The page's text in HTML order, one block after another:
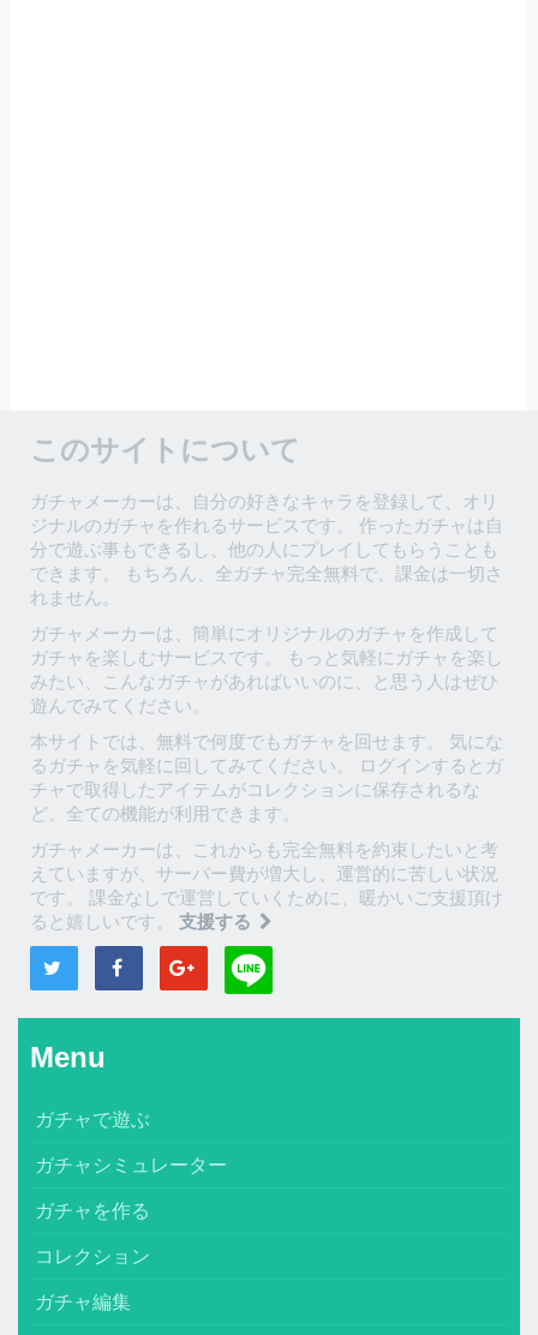
このサイトについて
ガチャメーカーは、自分の好きなキャラを登録して、オリ
ジナルのガチャを作れるサービスです。 作ったガチャは自
分で遊ぶ事もできるし、他の人にプレイしてもらうことも
できます。 もちろん、全ガチャ完全無料で、課金は一切さ
れません。
ガチャメーカーは、簡単にオリジナルのガチャを作成して
ガチャを楽しむサービスです。 もっと気軽にガチャを楽し
みたい、こんなガチャがあればいいのに、と思う人はぜひ
遊んでみてください。
本サイトでは、無料で何度でもガチャを回せます。 気にな
るガチャを気軽に回してみてください。 ログインするとガ
チャで取得したアイテムがコレクションに保存されるな
ど、全ての機能が利用できます。
ガチャメーカーは、これからも完全無料を約束したいと考
えていますが、サーバー費が増大し、運営的に苦しい状況
です。 課金なしで運営していくために、暖かいご支援頂け
ると嬉しいです。 支援する
Menu
ガチャで遊ぶ
ガチャシミュレーター
ガチャを作る
コレクション
ガチャ編集